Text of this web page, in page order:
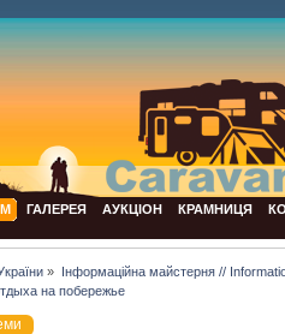
ГАЛЕРЕЯ АУКЦІОН КРАМНИЦЯ
» Інформаційна майстерня //
на побережье